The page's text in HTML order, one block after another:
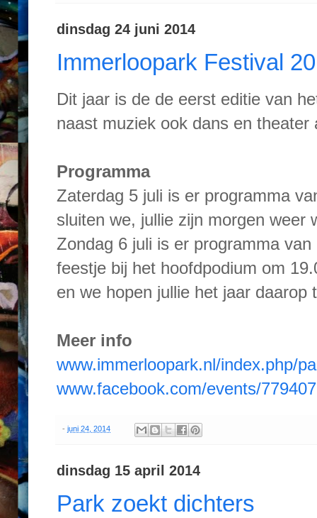
dinsdag 24 juni 2014
Immerloopark Festival
Dit jaar is de de eerst editie van
naast muziek ook dans en
Programma
Zaterdag 5 juli is er programma
sluiten we, jullie zijn morgen weer
Zondag 6 juli is er programma
feestje bij het hoofdpodium om
en we hopen jullie het jaar daarop
Meer info
www.immerloopark.nl/index.php/
www.facebook.com/events/
- juni 24, 2014
dinsdag 15 april 2014
Park zoekt dichters